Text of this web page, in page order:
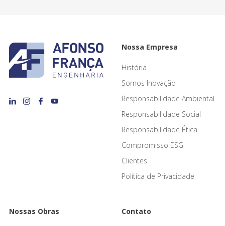
Nossa Empresa
História
Somos Inovação
Responsabilidade Ambiental
Responsabilidade Social
Responsabilidade Ética
Compromisso ESG
Clientes
Política de Privacidade
Nossas Obras Contato